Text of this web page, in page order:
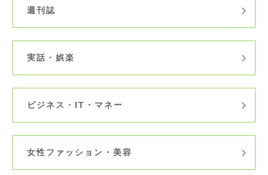
週刊誌
実話・娯楽
ビジネス・IT・マネー
女性ファッション・美容